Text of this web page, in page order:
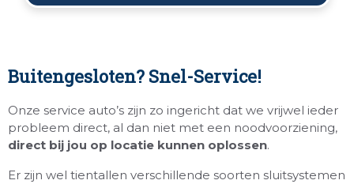
Buitengesloten? Snel-Service!
Onze service auto’s zijn zo ingericht dat we vrijwel ieder
probleem direct, al dan niet met een noodvoorziening,
direct bij jou op locatie kunnen oplossen.
Er zijn wel tientallen verschillende soorten sluitsystemen